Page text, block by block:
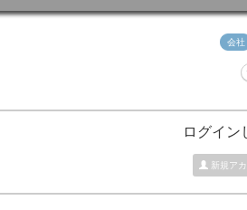
会社
ログイン
新規ア